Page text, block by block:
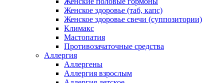
Женское здоровье (таб, капс)
Женское здоровье свечи (суппозитории)
Климакс
Мастопатия
Противозачаточные средства
Аллергия
Аллергены
Аллергия взрослым